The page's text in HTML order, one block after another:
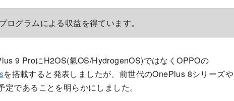
グラムによる収益を得ています。
9 ProにH2OS(氫OS/HydrogenOS)ではなくOPPOの
を搭載すると発表しましたが、前世代のOnePlus 8シリーズや
であることを明らかにしました。